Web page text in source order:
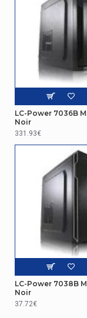
Facteur de forme
Nombre de
Nombre de baies
Vitre latérale
Nombre de baies 2,5
Nombre de baies
convient pour
Hauteur maximale
Longueur
Design
Elément de format
Code du système
LC-Power 7036B
Noir
331.93€
LC-Power 7038B
Noir
37.72€